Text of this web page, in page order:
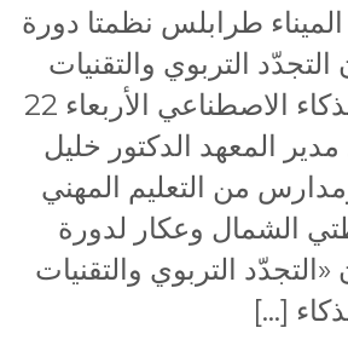
طرابلس نظمتا دورة
التربوي والتقنيات
الحديثة في زمن الذكاء الاصطناعي الأربعاء 22
استقبل مدير المعهد الدكتور خليل
من التعليم المهني
الشمال وعكار لدورة
التربوي والتقنيات
[…]